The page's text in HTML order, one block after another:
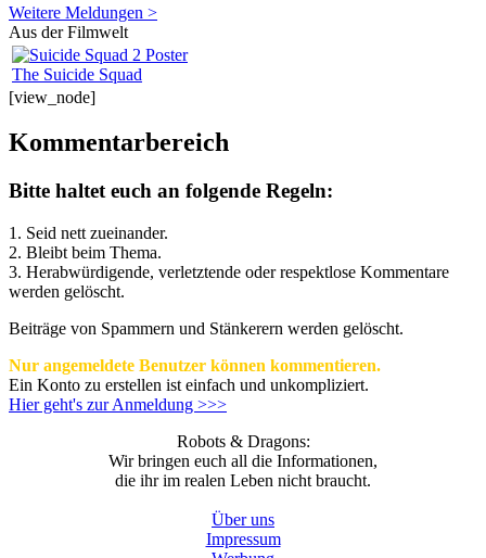
Weitere Meldungen >
Aus der Filmwelt
The Suicide Squad
[view_node]
Kommentarbereich
Bitte haltet euch an folgende Regeln:
1. Seid nett zueinander.
2. Bleibt beim Thema.
3. Herabwürdigende, verletztende oder respektlose Kommentare
werden gelöscht.
Beiträge von Spammern und Stänkerern werden gelöscht.
Nur angemeldete Benutzer können kommentieren.
Ein Konto zu erstellen ist einfach und unkompliziert.
Hier geht's zur Anmeldung >>>
Robots & Dragons:
Wir bringen euch all die Informationen,
die ihr im realen Leben nicht braucht.
Über uns
Impressum